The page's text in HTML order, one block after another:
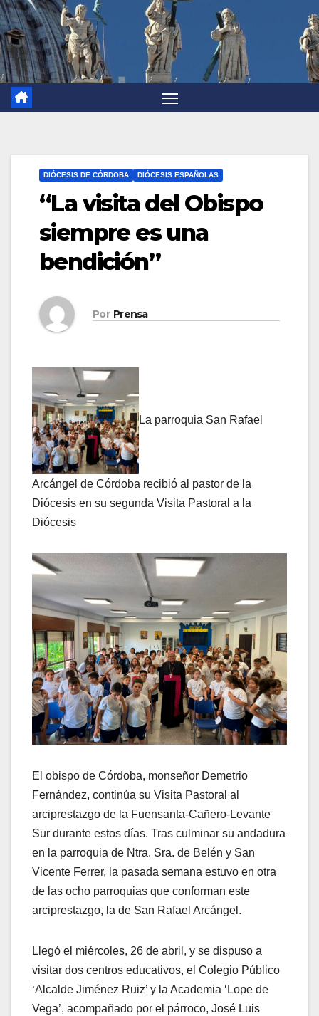
DIÓCESIS DE CÓRDOBA DIÓCESIS ESPAÑOLAS
“La visita del Obispo
siempre es una
bendición”
Por Prensa
La parroquia San Rafael
Arcángel de Córdoba recibió al pastor de la
Diócesis en su segunda Visita Pastoral a la
Diócesis
El obispo de Córdoba, monseñor Demetrio
Fernández, continúa su Visita Pastoral al
arciprestazgo de la Fuensanta-Cañero-Levante
Sur durante estos días. Tras culminar su andadura
en la parroquia de Ntra. Sra. de Belén y San
Vicente Ferrer, la pasada semana estuvo en otra
de las ocho parroquias que conforman este
arciprestazgo, la de San Rafael Arcángel.
Llegó el miércoles, 26 de abril, y se dispuso a
visitar dos centros educativos, el Colegio Público
‘Alcalde Jiménez Ruiz’ y la Academia ‘Lope de
Vega’, acompañado por el párroco, José Luis